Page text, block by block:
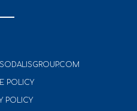
POLICY
POLICY